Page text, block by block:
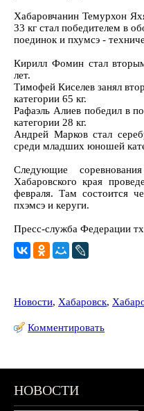
Хабаровчанин Темурхон
33 кг стал победителем в
поединок и пхумсэ -
Кирилл Фомин стал
лет.
Тимофей Киселев занял
категории 65 кг.
Рафаэль Алиев победил в
категории 28 кг.
Андрей Марков стал
среди младших юношей
Следующие
Хабаровского края
февраля. Там состоится
пхэмсэ и керуги.
Пресс-служба Федерации
Новости, Хабаровск,
Комментировать
НОВОСТИ